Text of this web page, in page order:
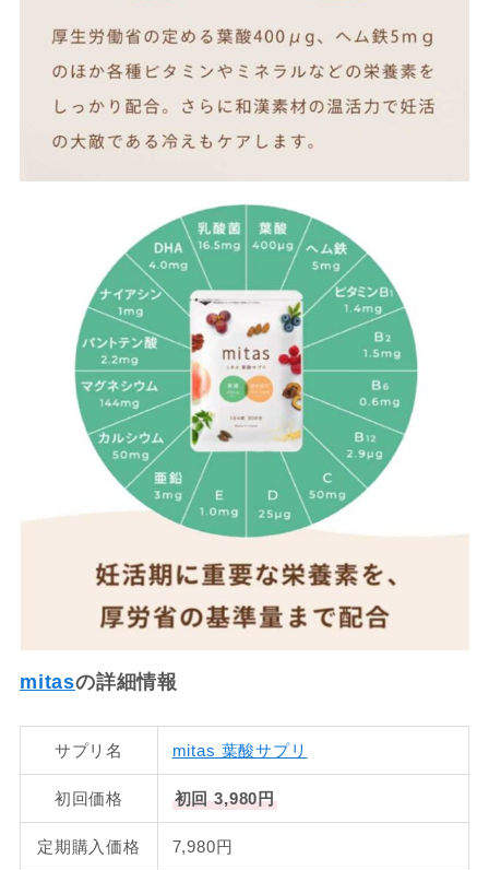
mitasの詳細情報
サプリ名 mitas 葉酸サプリ
初回価格 初回 3,980円
定期購入価格 7,980円